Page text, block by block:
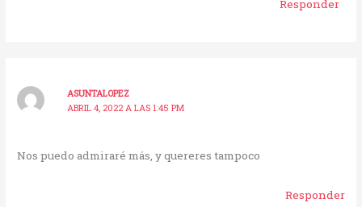
Responder
ASUNTALOPEZ
ABRIL 4, 2022 A LAS 1:45 PM
Nos puedo admiraré más, y quereres tampoco
Responder